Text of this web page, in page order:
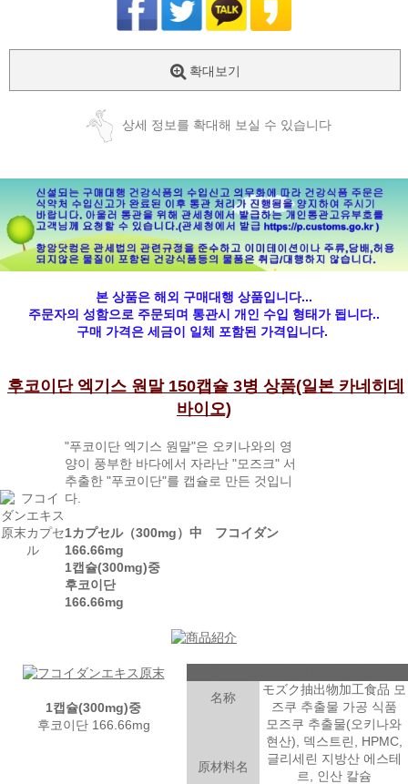
확대보기
상세 정보를 확대해 보실 수 있습니다
본 상품은 해외 구매대행 상품입니다...
주문자의 성함으로 주문되며 통관시 개인 수입 형태가 됩니다..
구매 가격은 세금이 일체 포함된 가격입니다.
후코이단 엑기스 원말 150캡슐 3병 상품(일본 카네히데
바이오)
"푸코이단 엑기스 원말"은 오키나와의 영
양이 풍부한 바다에서 자라난 "모즈크" 서
추출한 "푸코이단"를 캡슐로 만든 것입니
다.
1カプセル（300mg）中 フコイダン
166.66mg
1캡슐(300mg)중
후코이단
166.66mg
1캡슐(300mg)중
후코이단 166.66mg
名称
モズク抽出物加工食品 모
즈쿠 추출물 가공 식품
原材料名
모즈쿠 추출물(오키나와
현산), 덱스트린, HPMC,
글리세린 지방산 에스테
르, 인산 칼슘